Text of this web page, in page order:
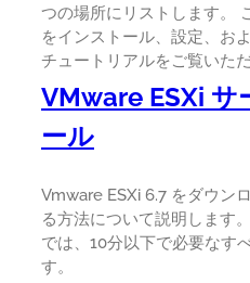
つの場所にリストします。
をインストール、設定、お
チュートリアルをご覧いただ
VMware ESXi サ
ール
Vmware ESXi 6.7 をダウン
る方法について説明します
では、10分以下で必要なす
す。